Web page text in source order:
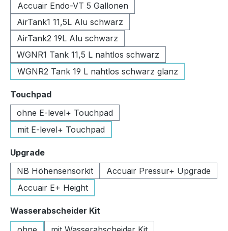
Accuair Endo-VT 5 Gallonen
AirTank1 11,5L Alu schwarz
AirTank2 19L Alu schwarz
WGNR1 Tank 11,5 L nahtlos schwarz
WGNR2 Tank 19 L nahtlos schwarz glanz
Touchpadauswählen
ohne E-level+ Touchpad
mit E-level+ Touchpad
Upgradeauswählen
NB Höhensensorkit
Accuair Pressur+ Upgrade
Accuair E+ Height
Wasserabscheider Kit